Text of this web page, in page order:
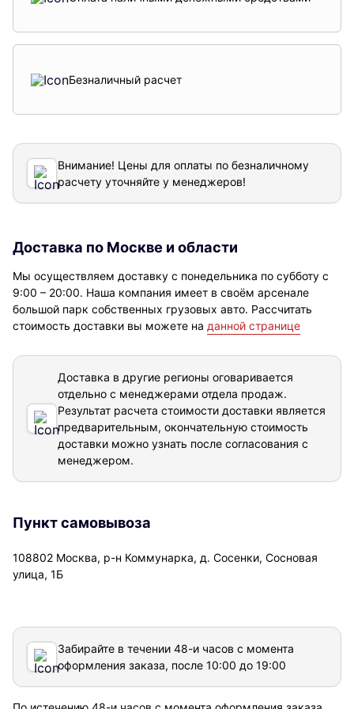
Безналичный расчет
Внимание! Цены для оплаты по безналичному
расчету уточняйте у менеджеров!
Доставка по Москве и области
Мы осуществляем доставку с понедельника по субботу с
9:00 – 20:00. Наша компания имеет в своём арсенале
большой парк собственных грузовых авто. Рассчитать
стоимость доставки вы можете на данной странице
Доставка в другие регионы оговаривается
отдельно с менеджерами отдела продаж.
Результат расчета стоимости доставки является
предварительным, окончательную стоимость
доставки можно узнать после согласования с
менеджером.
Пункт самовывоза
108802 Москва, р-н Коммунарка, д. Сосенки, Сосновая
улица, 1Б
Забирайте в течении 48-и часов с момента
оформления заказа, после 10:00 до 19:00